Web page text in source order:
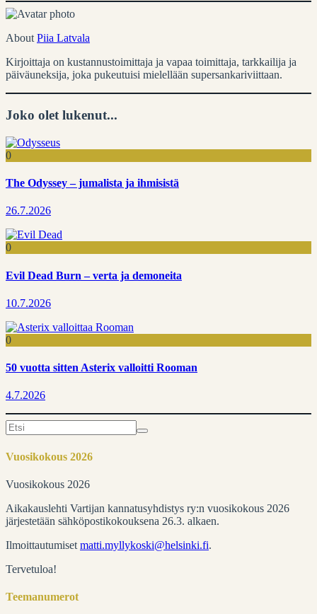
About Piia Latvala
Kirjoittaja on kustannustoimittaja ja vapaa toimittaja, tarkkailija ja
päiväuneksija, joka pukeutuisi mielellään supersankariviittaan.
Joko olet lukenut...
0
The Odyssey – jumalista ja ihmisistä
26.7.2026
0
Evil Dead Burn – verta ja demoneita
10.7.2026
0
50 vuotta sitten Asterix valloitti Rooman
4.7.2026
Search
for:
Vuosikokous 2026
Vuosikokous 2026
Aikakauslehti Vartijan kannatusyhdistys ry:n vuosikokous 2026
järjestetään sähköpostikokouksena 26.3. alkaen.
Ilmoittautumiset matti.myllykoski@helsinki.fi.
Tervetuloa!
Teemanumerot